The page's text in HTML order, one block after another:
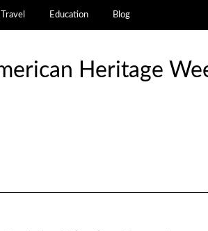
Travel Education Blog
Heritage